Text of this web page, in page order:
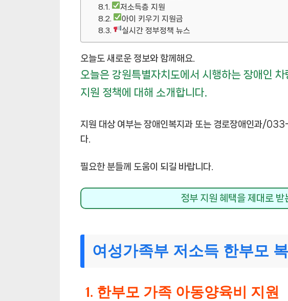
저소득층 지원
아이 키우기 지원금
실시간 정부정책 뉴스
오늘도 새로운 정보와 함께해요.
오늘은 강원특별자치도에서 시행하는 장애인
지원 정책에 대해 소개합니다.
지원 대상 여부는 장애인복지과 또는 경로장애인과/
다.
필요한 분들께 도움이 되길 바랍니다.
정부 지원 혜택을 제대로 받
여성가족부 저소득 한부모
1. 한부모 가족 아동양육비 지원